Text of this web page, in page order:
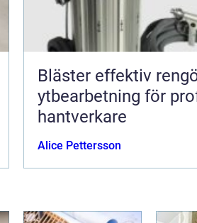
Bläster effektiv rengöring och
ytbearbetning för
hantverkare
Alice Pettersson